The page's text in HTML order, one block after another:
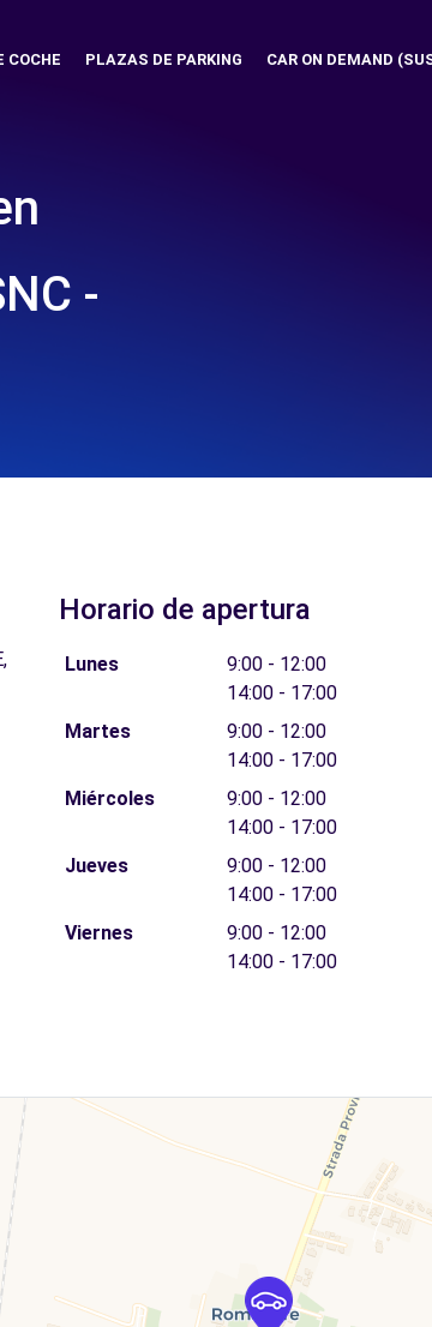
COCHE PLAZAS DE PARKING CAR ON DEMAND
-
Horario de apertura
Lunes
9:00 - 12:00
14:00 - 17:00
Martes
9:00 - 12:00
14:00 - 17:00
Miércoles
9:00 - 12:00
14:00 - 17:00
Jueves
9:00 - 12:00
14:00 - 17:00
Viernes
9:00 - 12:00
14:00 - 17:00